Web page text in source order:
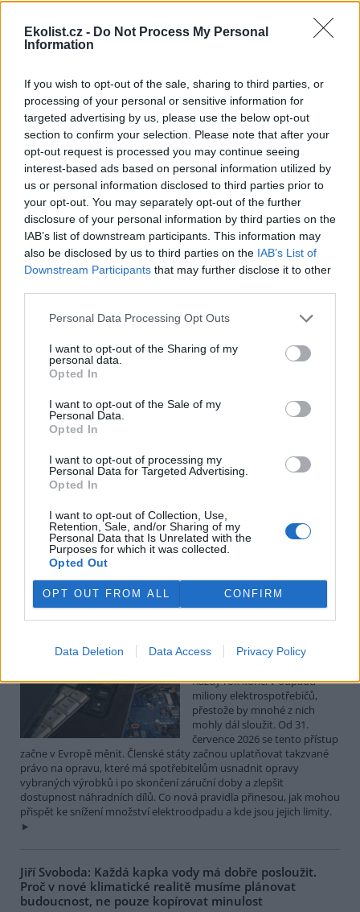
Ekolist.cz - Do Not Process My Personal
Information
If you wish to opt-out of the sale, sharing to third parties, or
processing of your personal or sensitive information for
targeted advertising by us, please use the below opt-out
section to confirm your selection. Please note that after your
opt-out request is processed you may continue seeing
interest-based ads based on personal information utilized by
us or personal information disclosed to third parties prior to
your opt-out. You may separately opt-out of the further
disclosure of your personal information by third parties on the
IAB’s list of downstream participants. This information may
also be disclosed by us to third parties on the IAB’s List of
Downstream Participants that may further disclose it to other
Personal Data Processing Opt Outs
I want to opt-out of the Sharing of my
personal data.
Opted In
I want to opt-out of the Sale of my
Personal Data.
Opted In
I want to opt-out of processing my
Personal Data for Targeted Advertising.
Opted In
I want to opt-out of Collection, Use,
Retention, Sale, and/or Sharing of my
Personal Data that Is Unrelated with the
Purposes for which it was collected.
Opted Out
OPT OUT FROM ALL CONFIRM
Data Deletion Data Access Privacy Policy
úřadu pro mořské dno (ISA),
kde měla své zastoupení i
jasně deklarovat, že snahy o nezákonnou hlubinnou těžbu
nebudou tolerovány.
Luboš Pavlovič: Veřejnost může do poloviny srpna
připomínkovat plavební kanál u Přelouče
3.8.2026
Diskuse: 16
Ministerstvo životního
prostředí oznámilo 14.
července 2026 zahájení
zjišťovacího řízení pro záměr
„Stupeň Přelouč II“ za asi 3,3
miliardy korun, který má prodloužit splavnost Labe o 23 kilometrů
do Pardubic. Veřejnost může své vyjádření k vlivům této stavby na
Kilian Kaminski: Evropa slibuje právo na opravu.
Budou ale opravy skutečně levnější?
Diskuse: 41
Členské státy nyní převádějí
legislativy. Podle společnosti
refurbed, evropským
marketplace s repasovanou elektronikou, však mohou i po
že pro spotřebitele bude stále výhodnější koupit nové zařízení.
Směrnice má přitom usnadnit opravy elektroniky i po skončení
záruční doby, zlepšit dostupnost náhradních dílů a zabránit
výrobcům, aby zásahy do zařízení zbytečně komplikovali nebo
znemožňovali. Nestanovuje však konkrétní cenový limit ani
způsob výpočtu ceny náhradních dílů a oprav.
31.7.2026
Každý rok končí v odpadu
miliony elektrospotřebičů,
přestože by mnohé z nich
mohly dál sloužit. Od 31.
července 2026 se tento přístup
začne v Evropě měnit. Členské státy začnou uplatňovat takzvané
právo na opravu, které má spotřebitelům usnadnit opravy
vybraných výrobků i po skončení záruční doby a zlepšit
dostupnost náhradních dílů. Co nová pravidla přinesou, jak mohou
přispět ke snížení množství elektroodpadu a kde jsou jejich limity.
Jiří Svoboda: Každá kapka vody má dobře posloužit.
Proč v nové klimatické realitě musíme plánovat
budoucnost, ne pouze kopírovat minulost